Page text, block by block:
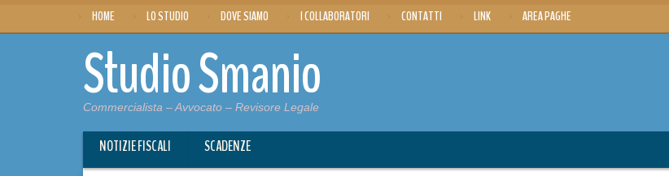
HOME LO STUDIO DOVE SIAMO I COLLABORATORI CONTATTI LINK AREA PAGHE
Studio Smanio
Commercialista – Avvocato – Revisore Legale
NOTIZIE FISCALI SCADENZE